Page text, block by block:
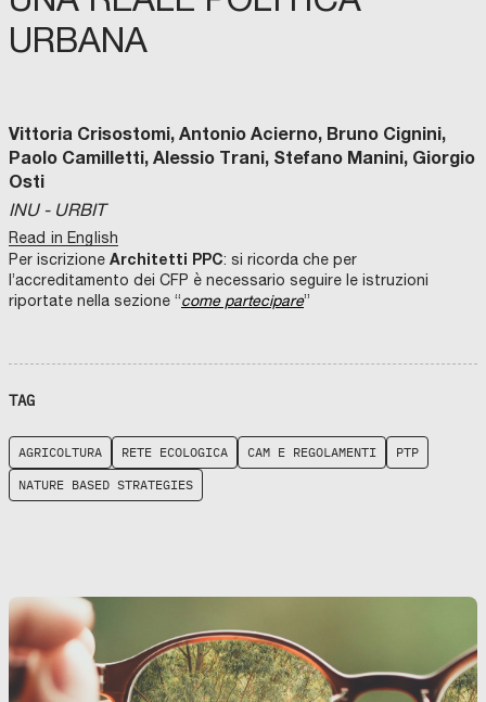
URBANA
Vittoria Crisostomi, Antonio Acierno, Bruno Cignini,
Paolo Camilletti, Alessio Trani, Stefano Manini, Giorgio
Osti
INU - URBIT
Read in English
Per iscrizione Architetti PPC: si ricorda che per
l’accreditamento dei CFP è necessario seguire le istruzioni
riportate nella sezione “come partecipare”
TAG
AGRICOLTURA RETE ECOLOGICA CAM E REGOLAMENTI
PTP
NATURE BASED STRATEGIES